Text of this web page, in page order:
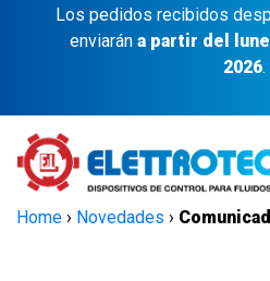
Los pedidos recibidos
enviarán a partir del
2026.
Home › Novedades ›